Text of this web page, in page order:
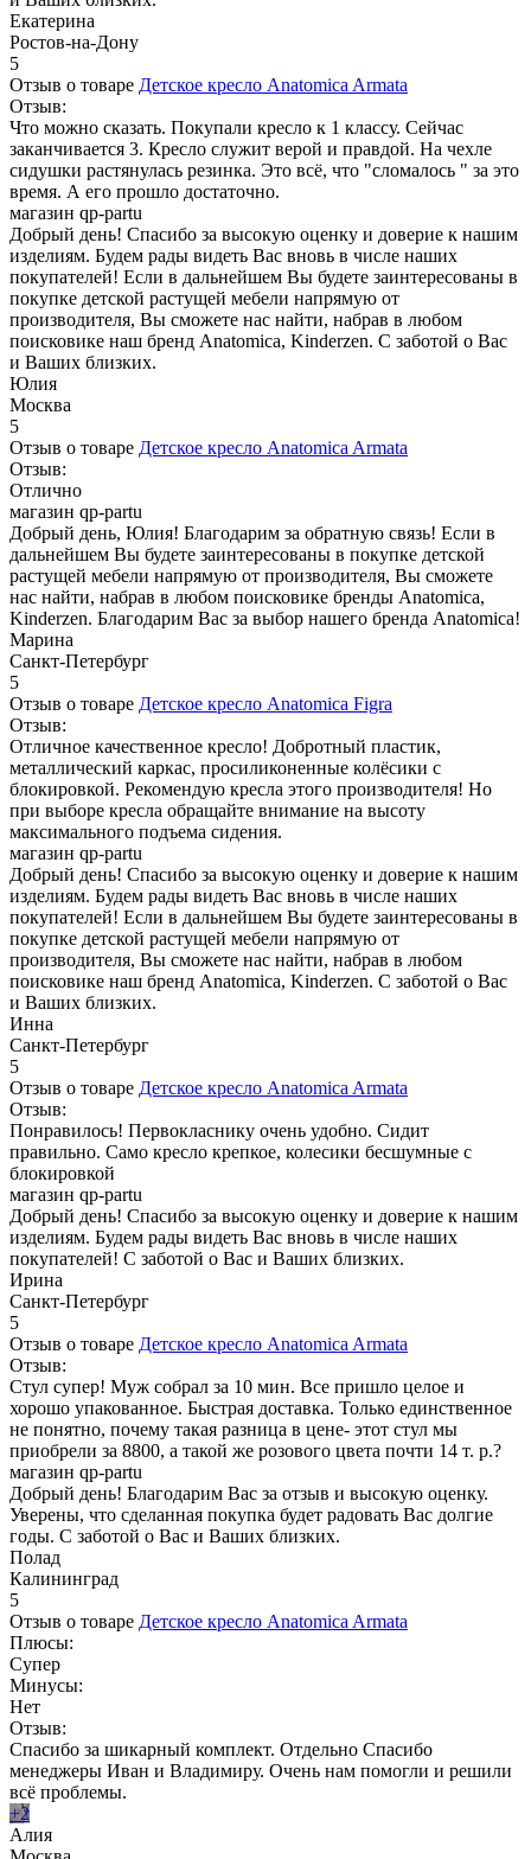
Екатерина
Ростов-на-Дону
5
Отзыв о товаре Детское кресло Anatomica Armata
Отзыв:
Что можно сказать. Покупали кресло к 1 классу. Сейчас
заканчивается 3. Кресло служит верой и правдой. На чехле
сидушки растянулась резинка. Это всё, что "сломалось " за это
время. А его прошло достаточно.
магазин qp-partu
Добрый день! Спасибо за высокую оценку и доверие к нашим
изделиям. Будем рады видеть Вас вновь в числе наших
покупателей! Если в дальнейшем Вы будете заинтересованы в
покупке детской растущей мебели напрямую от
производителя, Вы сможете нас найти, набрав в любом
поисковике наш бренд Anatomica, Kinderzen. С заботой о Вас
и Ваших близких.
Юлия
Москва
5
Отзыв о товаре Детское кресло Anatomica Armata
Отзыв:
Отлично
магазин qp-partu
Добрый день, Юлия! Благодарим за обратную связь! Если в
дальнейшем Вы будете заинтересованы в покупке детской
растущей мебели напрямую от производителя, Вы сможете
нас найти, набрав в любом поисковике бренды Anatomica,
Kinderzen. Благодарим Вас за выбор нашего бренда Anatomica!
Марина
Санкт-Петербург
5
Отзыв о товаре Детское кресло Anatomica Figra
Отзыв:
Отличное качественное кресло! Добротный пластик,
металлический каркас, просиликоненные колёсики с
блокировкой. Рекомендую кресла этого производителя! Но
при выборе кресла обращайте внимание на высоту
максимального подъема сидения.
магазин qp-partu
Добрый день! Спасибо за высокую оценку и доверие к нашим
изделиям. Будем рады видеть Вас вновь в числе наших
покупателей! Если в дальнейшем Вы будете заинтересованы в
покупке детской растущей мебели напрямую от
производителя, Вы сможете нас найти, набрав в любом
поисковике наш бренд Anatomica, Kinderzen. С заботой о Вас
и Ваших близких.
Инна
Санкт-Петербург
5
Отзыв о товаре Детское кресло Anatomica Armata
Отзыв:
Понравилось! Первокласнику очень удобно. Сидит
правильно. Само кресло крепкое, колесики бесшумные с
блокировкой
магазин qp-partu
Добрый день! Спасибо за высокую оценку и доверие к нашим
изделиям. Будем рады видеть Вас вновь в числе наших
покупателей! С заботой о Вас и Ваших близких.
Ирина
Санкт-Петербург
5
Отзыв о товаре Детское кресло Anatomica Armata
Отзыв:
Стул супер! Муж собрал за 10 мин. Все пришло целое и
хорошо упакованное. Быстрая доставка. Только единственное
не понятно, почему такая разница в цене- этот стул мы
приобрели за 8800, а такой же розового цвета почти 14 т. р.?
магазин qp-partu
Добрый день! Благодарим Вас за отзыв и высокую оценку.
Уверены, что сделанная покупка будет радовать Вас долгие
годы. С заботой о Вас и Ваших близких.
Полад
Калининград
5
Отзыв о товаре Детское кресло Anatomica Armata
Плюсы:
Супер
Минусы:
Нет
Отзыв:
Спасибо за шикарный комплект. Отдельно Спасибо
менеджеры Иван и Владимиру. Очень нам помогли и решили
всё проблемы.
+2
Алия